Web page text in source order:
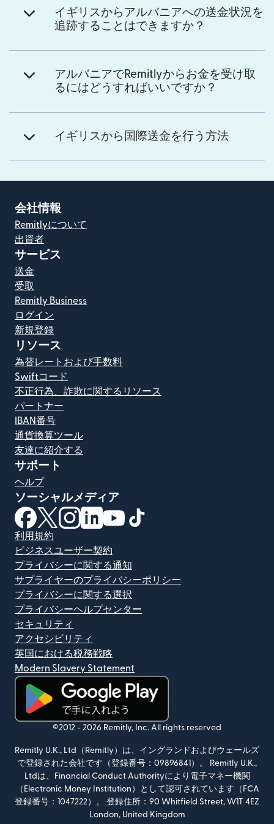
イギリスからアルバニアへの送金状況を
追跡することはできますか？
アルバニアでRemitlyからお金を受け取
るにはどうすればいいですか？
イギリスから国際送金を行う方法
会社情報
Remitlyについて
出資者
サービス
送金
受取
Remitly Business
ログイン
新規登録
リソース
為替レートおよび手数料
Swiftコード
不正行為、詐欺に関するリソース
パートナー
IBAN番号
通貨換算ツール
友達に紹介する
サポート
ヘルプ
ソーシャルメディア
（別ウィンドウで開きます）
（別ウィンドウで開きます）
（別ウィンドウで開きます）
（別ウィンドウで開きます）
（別ウィンドウで開きます）
利用規約
ビジネスユーザー契約
プライバシーに関する通知
サプライヤーのプライバシーポリシー
プライバシーに関する選択
プライバシーヘルプセンター
セキュリティ
アクセシビリティ
英国における税務戦略
Modern Slavery Statement
（別ウィンドウで開きます）
©2012 - 2026 Remitly, Inc. All rights reserved
Remitly U.K., Ltd（Remitly）は、イングランドおよびウェールズ
で登録された会社です（登録番号：09896841）。 Remitly U.K.,
Ltdは、Financial Conduct Authorityにより電子マネー機関
（Electronic Money Institution）として認可されています（FCA
登録番号：1047222）。 登録住所：90 Whitfield Street, W1T 4EZ
London, United Kingdom